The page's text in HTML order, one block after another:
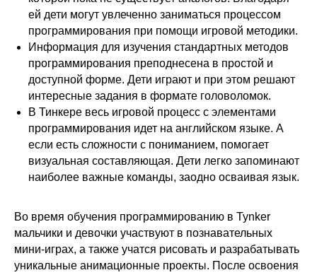
ей дети могут увлеченно заниматься процессом
программирования при помощи игровой методики.
Информация для изучения стандартных методов
программирования преподнесена в простой и
доступной форме. Дети играют и при этом решают
интересные задания в формате головоломок.
В Тинкере весь игровой процесс с элементами
программирования идет на английском языке. А
если есть сложности с пониманием, помогает
визуальная составляющая. Дети легко запоминают
наиболее важные команды, заодно осваивая язык.
Во время обучения программированию в Tynker
мальчики и девочки участвуют в познавательных
мини-играх, а также учатся рисовать и разрабатывать
уникальные анимационные проекты. После освоения